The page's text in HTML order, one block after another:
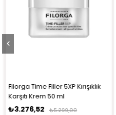
Filorga Time Filler 5XP Kırışıklık
Karşıtı Krem 50 ml
₺3.276,52 ₺5.299,00